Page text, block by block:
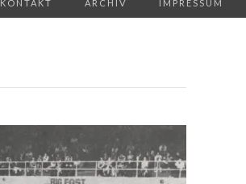
KONTAKT ARCHIV IMPRESSUM